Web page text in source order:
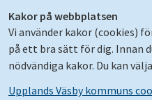
Kakor på webbplatsen
Vi använder kakor (cookies)
på ett bra sätt för dig. Innan
nödvändiga kakor. Du kan
Upplands Väsby kommuns